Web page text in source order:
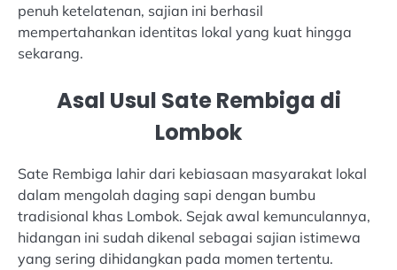
penuh ketelatenan, sajian ini berhasil
mempertahankan identitas lokal yang kuat hingga
sekarang.
Asal Usul Sate Rembiga di
Lombok
Sate Rembiga lahir dari kebiasaan masyarakat lokal
dalam mengolah daging sapi dengan bumbu
tradisional khas Lombok. Sejak awal kemunculannya,
hidangan ini sudah dikenal sebagai sajian istimewa
yang sering dihidangkan pada momen tertentu.